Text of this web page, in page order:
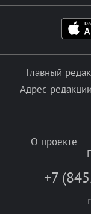
Главный
Адрес
О проекте
+7